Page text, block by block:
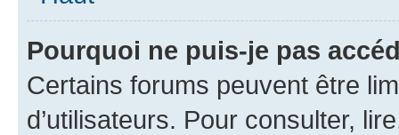
Pourquoi ne puis-je pas
Certains forums peuvent être
d’utilisateurs. Pour consulter,